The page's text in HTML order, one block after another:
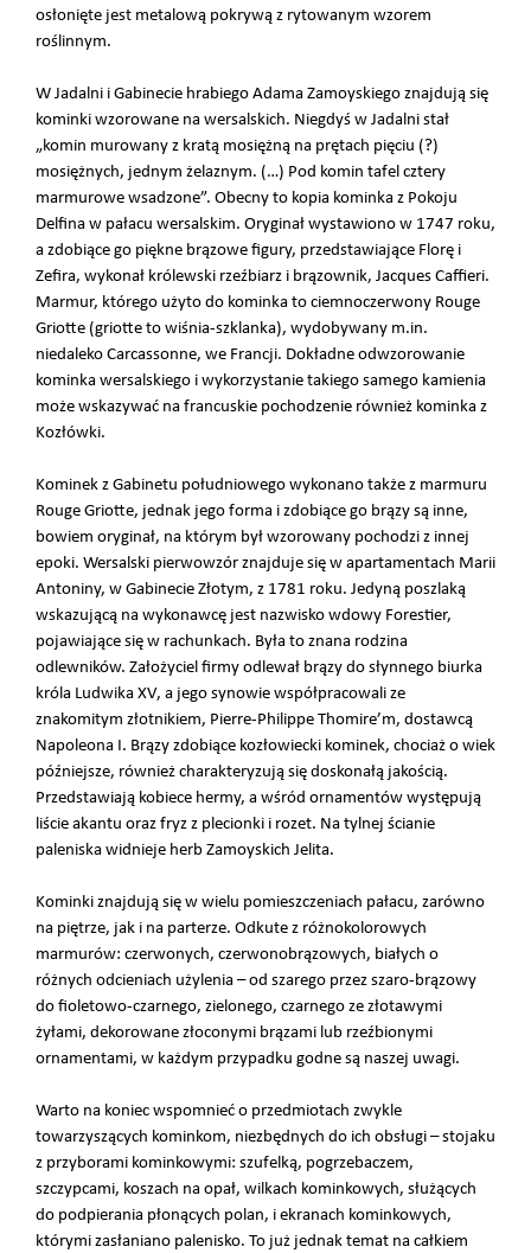
osłonięte jest metalową pokrywą z rytowanym wzorem
roślinnym.
W Jadalni i Gabinecie hrabiego Adama Zamoyskiego znajdują się
kominki wzorowane na wersalskich. Niegdyś w Jadalni stał
„komin murowany z kratą mosiężną na prętach pięciu (?)
mosiężnych, jednym żelaznym. (…) Pod komin tafel cztery
marmurowe wsadzone”. Obecny to kopia kominka z Pokoju
Delfina w pałacu wersalskim. Oryginał wystawiono w 1747 roku,
a zdobiące go piękne brązowe figury, przedstawiające Florę i
Zefira, wykonał królewski rzeźbiarz i brązownik, Jacques Caffieri.
Marmur, którego użyto do kominka to ciemnoczerwony Rouge
Griotte (griotte to wiśnia-szklanka), wydobywany m.in.
niedaleko Carcassonne, we Francji. Dokładne odwzorowanie
kominka wersalskiego i wykorzystanie takiego samego kamienia
może wskazywać na francuskie pochodzenie również kominka z
Kozłówki.
Kominek z Gabinetu południowego wykonano także z marmuru
Rouge Griotte, jednak jego forma i zdobiące go brązy są inne,
bowiem oryginał, na którym był wzorowany pochodzi z innej
epoki. Wersalski pierwowzór znajduje się w apartamentach Marii
Antoniny, w Gabinecie Złotym, z 1781 roku. Jedyną poszlaką
wskazującą na wykonawcę jest nazwisko wdowy Forestier,
pojawiające się w rachunkach. Była to znana rodzina
odlewników. Założyciel firmy odlewał brązy do słynnego biurka
króla Ludwika XV, a jego synowie współpracowali ze
znakomitym złotnikiem, Pierre-Philippe Thomire’m, dostawcą
Napoleona I. Brązy zdobiące kozłowiecki kominek, chociaż o wiek
późniejsze, również charakteryzują się doskonałą jakością.
Przedstawiają kobiece hermy, a wśród ornamentów występują
liście akantu oraz fryz z plecionki i rozet. Na tylnej ścianie
paleniska widnieje herb Zamoyskich Jelita.
Kominki znajdują się w wielu pomieszczeniach pałacu, zarówno
na piętrze, jak i na parterze. Odkute z różnokolorowych
marmurów: czerwonych, czerwonobrązowych, białych o
różnych odcieniach użylenia – od szarego przez szaro-brązowy
do fioletowo-czarnego, zielonego, czarnego ze złotawymi
żyłami, dekorowane złoconymi brązami lub rzeźbionymi
ornamentami, w każdym przypadku godne są naszej uwagi.
Warto na koniec wspomnieć o przedmiotach zwykle
towarzyszących kominkom, niezbędnych do ich obsługi – stojaku
z przyborami kominkowymi: szufelką, pogrzebaczem,
szczypcami, koszach na opał, wilkach kominkowych, służących
do podpierania płonących polan, i ekranach kominkowych,
którymi zasłaniano palenisko. To już jednak temat na całkiem